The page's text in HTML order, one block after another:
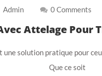
Admin 0 Comments
Attelage Pour
une solution pratique pour
Que ce soit